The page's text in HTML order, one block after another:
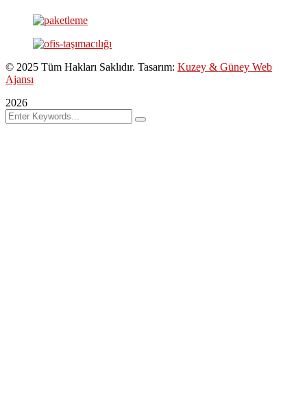
© 2025 Tüm Hakları Saklıdır. Tasarım: Kuzey & Güney Web
Ajansı
2026